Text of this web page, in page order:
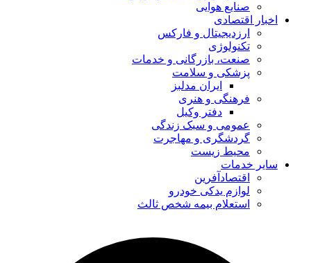
صنایع هوایی
اخبار اقتصادی
ارزدیجیتال و فارکس
تکنولوژی
صنعت، بازرگانی و خدمات
پزشکی و سلامت
ایران مدلبز
فرهنگی و هنری
دفتر وکیل
عمومی و سبک زندگی
گردشگری و مهاجرت
محیط زیست
سایر خدمات
اقتصادآفرین
لوازم یدکی خودرو
استعلام بیمه شخص ثالث